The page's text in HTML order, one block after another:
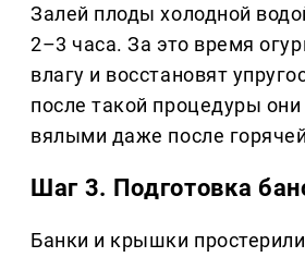
Залей плоды холодной
2–3 часа. За это время
влагу и восстановят
после такой процедуры они
вялыми даже после
Шаг 3. Подготовка
Банки и крышки